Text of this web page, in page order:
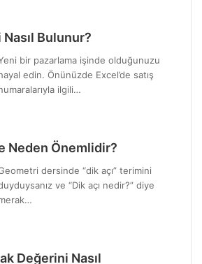
Bulunur?
bir pazarlama işinde olduğunuzu
edin. Önünüzde Excel’de satış
ilgili…
Neden Önemlidir?
dersinde “dik açı” terimini
ve “Dik açı nedir?” diye
Değerini Nasıl